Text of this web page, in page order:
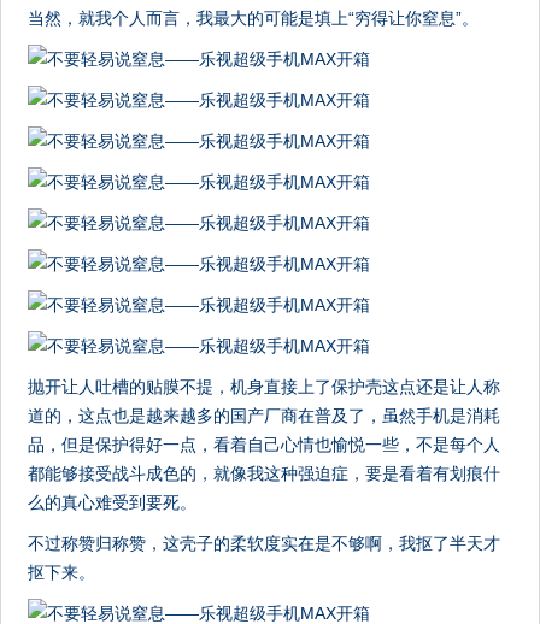
当然，就我个人而言，我最大的可能是填上“穷得让你窒息”。
抛开让人吐槽的贴膜不提，机身直接上了保护壳这点还是让人称
道的，这点也是越来越多的国产厂商在普及了，虽然手机是消耗
品，但是保护得好一点，看着自己心情也愉悦一些，不是每个人
都能够接受战斗成色的，就像我这种强迫症，要是看着有划痕什
么的真心难受到要死。
不过称赞归称赞，这壳子的柔软度实在是不够啊，我抠了半天才
抠下来。